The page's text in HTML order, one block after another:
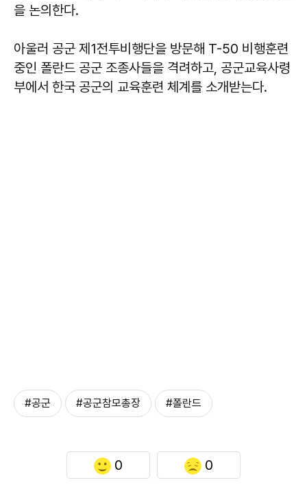
을 논의한다.
아울러 공군 제1전투비행단을 방문해 T-50 비행훈련
중인 폴란드 공군 조종사들을 격려하고, 공군교육사령
부에서 한국 공군의 교육훈련 체계를 소개받는다.
#공군 #공군참모총장 #폴란드
0 0